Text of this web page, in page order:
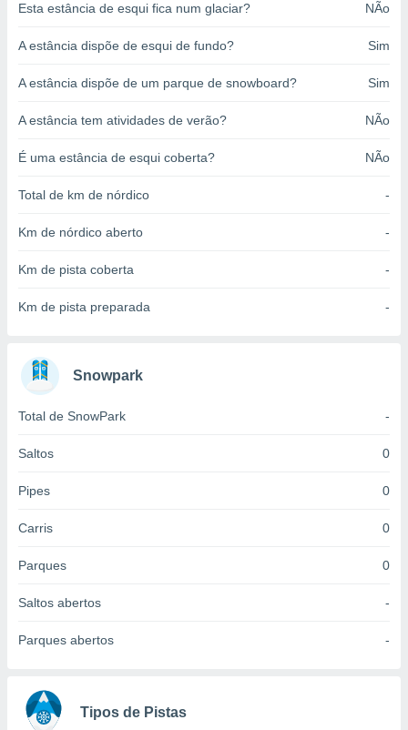
de
ou aceder
utilizar
medir
medir o
de
fontes,
dados
através
Esta estância de esqui fica num glaciar? NÃo
A estância dispõe de esqui de fundo? Sim
A estância dispõe de um parque de snowboard? Sim
A estância tem atividades de verão? NÃo
É uma estância de esqui coberta? NÃo
Total de km de nórdico -
Km de nórdico aberto -
Km de pista coberta -
Km de pista preparada -
Snowpark
Total de SnowPark -
Saltos 0
Pipes 0
Carris 0
Parques 0
Saltos abertos -
Parques abertos -
Tipos de Pistas